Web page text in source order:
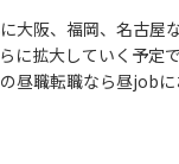
大阪、福岡、名古屋
に拡大していく予定で
昼職転職なら昼jobに